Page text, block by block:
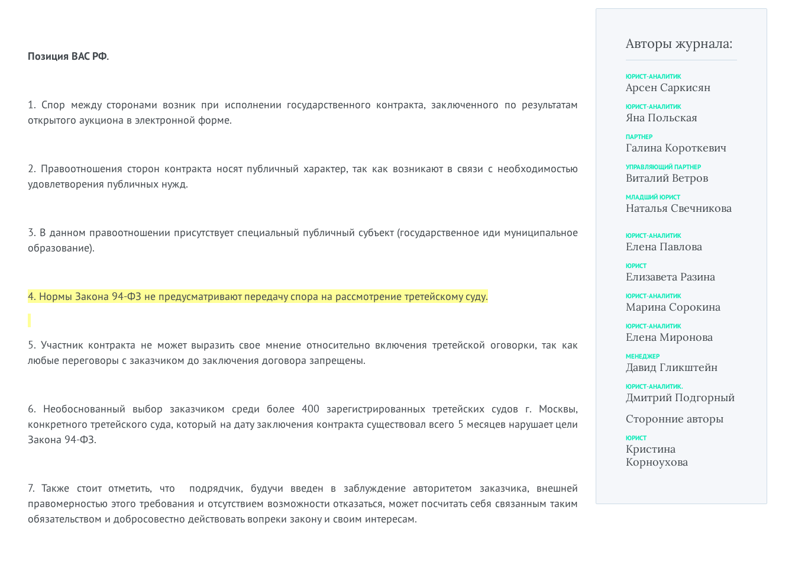
Позиция ВАС РФ.
1. Спор между сторонами возник при исполнении государственного контракта, заключенного по результатам
открытого аукциона в электронной форме.
2. Правоотношения сторон контракта носят публичный характер, так как возникают в связи с необходимостью
удовлетворения публичных нужд.
3. В данном правоотношении присутствует специальный публичный субъект (государственное иди муниципальное
образование).
4. Нормы Закона 94-ФЗ не предусматривают передачу спора на рассмотрение третейскому суду.
5. Участник контракта не может выразить свое мнение относительно включения третейской оговорки, так как
любые переговоры с заказчиком до заключения договора запрещены.
6. Необоснованный выбор заказчиком среди более 400 зарегистрированных третейских судов г. Москвы,
конкретного третейского суда, который на дату заключения контракта существовал всего 5 месяцев нарушает цели
Закона 94-ФЗ.
7. Также стоит отметить, что подрядчик, будучи введен в заблуждение авторитетом заказчика, внешней
правомерностью этого требования и отсутствием возможности отказаться, может посчитать себя связанным таким
обязательством и добросовестно действовать вопреки закону и своим интересам.
Авторы журнала:
ЮРИСТ-АНАЛИТИК
Арсен Саркисян
ЮРИСТ-АНАЛИТИК
Яна Польская
ПАРТНЕР
Галина Короткевич
УПРАВЛЯЮЩИЙ ПАРТНЕР
Виталий Ветров
МЛАДШИЙ ЮРИСТ
Наталья Свечникова
ЮРИСТ-АНАЛИТИК
Елена Павлова
ЮРИСТ
Елизавета Разина
ЮРИСТ-АНАЛИТИК
Марина Сорокина
ЮРИСТ-АНАЛИТИК
Елена Миронова
МЕНЕДЖЕР
Давид Гликштейн
ЮРИСТ-АНАЛИТИК.
Дмитрий Подгорный
Сторонние авторы
ЮРИСТ
Кристина
Корноухова